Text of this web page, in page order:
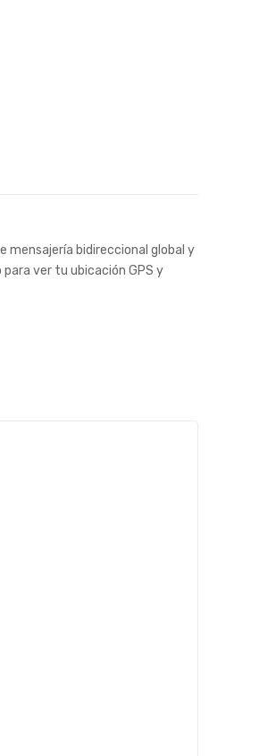
mensajería bidireccional global y
ver tu ubicación GPS y